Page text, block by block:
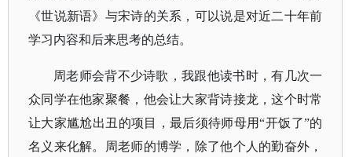
《世说新语》与宋诗的关系，可以说是对近二十年前
学习内容和后来思考的总结。
周老师会背不少诗歌，我跟他读书时，有几次一
众同学在他家聚餐，他会让大家背诗接龙，这个时常
让大家尴尬出丑的项目，最后须待师母用“开饭了”的
名义来化解。周老师的博学，除了他个人的勤奋外，